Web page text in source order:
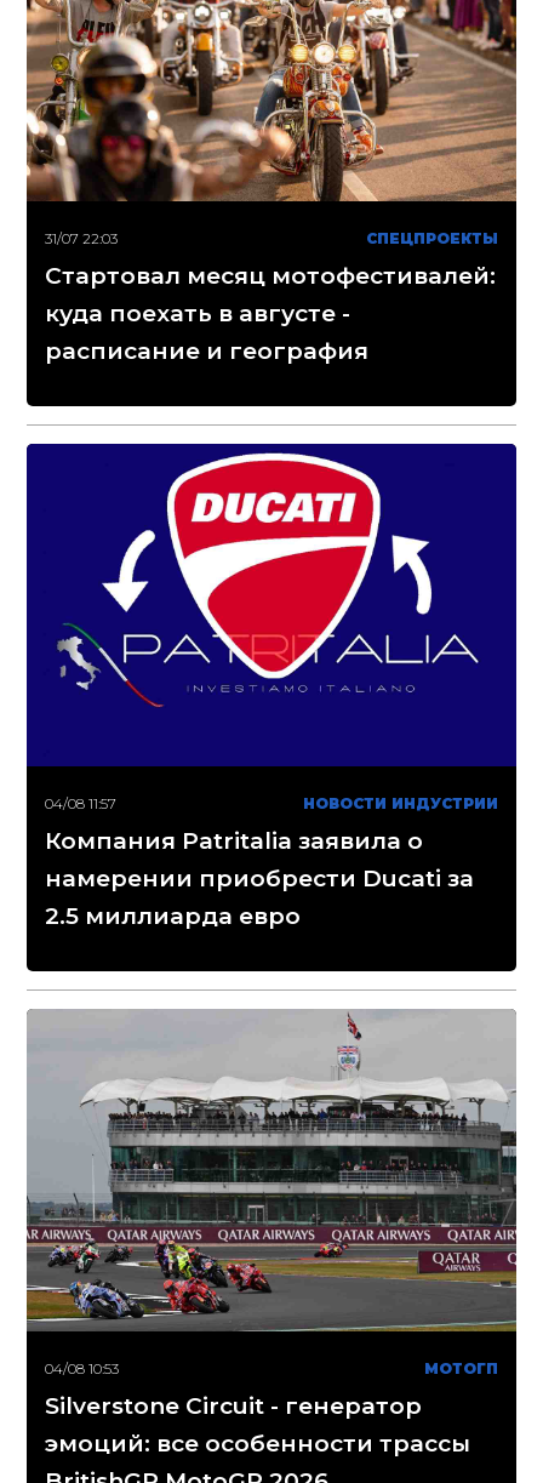
31/07 22:03 СПЕЦПРОЕКТЫ
Стартовал месяц мотофестивалей:
куда поехать в августе -
расписание и география
04/08 11:57 НОВОСТИ ИНДУСТРИИ
Компания Patritalia заявила о
намерении приобрести Ducati за
2.5 миллиарда евро
04/08 10:53 МОТОГП
Silverstone Circuit - генератор
эмоций: все особенности трассы